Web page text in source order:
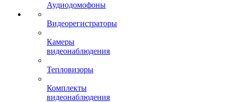
Аудиодомофоны
Видеорегистраторы
Камеры
видеонаблюдения
Тепловизоры
Комплекты
видеонаблюдения